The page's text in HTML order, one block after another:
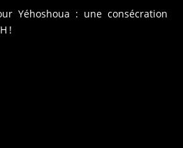
Yéhoshoua : une consécration
!